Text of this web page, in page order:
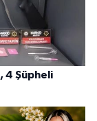
4 Şüpheli